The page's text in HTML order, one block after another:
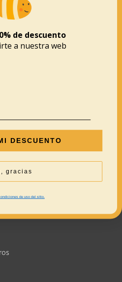
de descuento
a nuestra web
DESCUENTO
gracias
de uso del sitio.